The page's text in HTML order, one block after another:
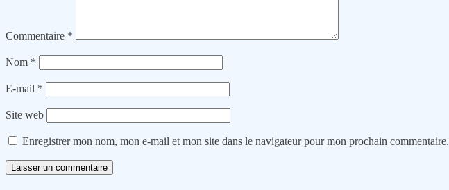
Commentaire *
Nom *
E-mail *
Site web
Enregistrer mon nom, mon e-mail et mon site dans le navigateur pour mon prochain commentaire.